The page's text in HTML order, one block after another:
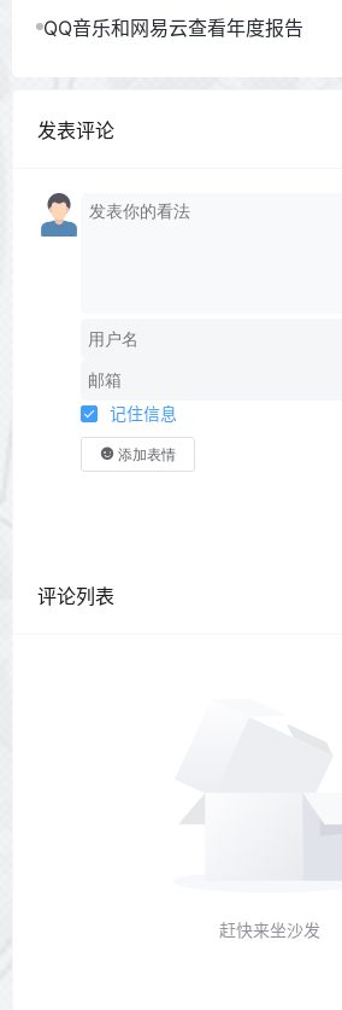
QQ音乐和网易云查看年度报告
发表评论
记住信息
添加表情
评论列表
赶快来坐沙发